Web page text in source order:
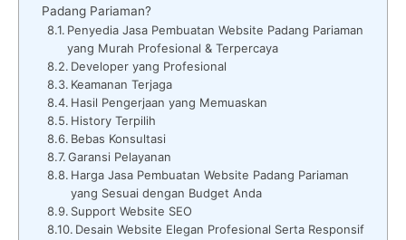
Padang Pariaman?
Penyedia Jasa Pembuatan Website Padang Pariaman
yang Murah Profesional & Terpercaya
Developer yang Profesional
Keamanan Terjaga
Hasil Pengerjaan yang Memuaskan
History Terpilih
Bebas Konsultasi
Garansi Pelayanan
Harga Jasa Pembuatan Website Padang Pariaman
yang Sesuai dengan Budget Anda
Support Website SEO
Desain Website Elegan Profesional Serta Responsif